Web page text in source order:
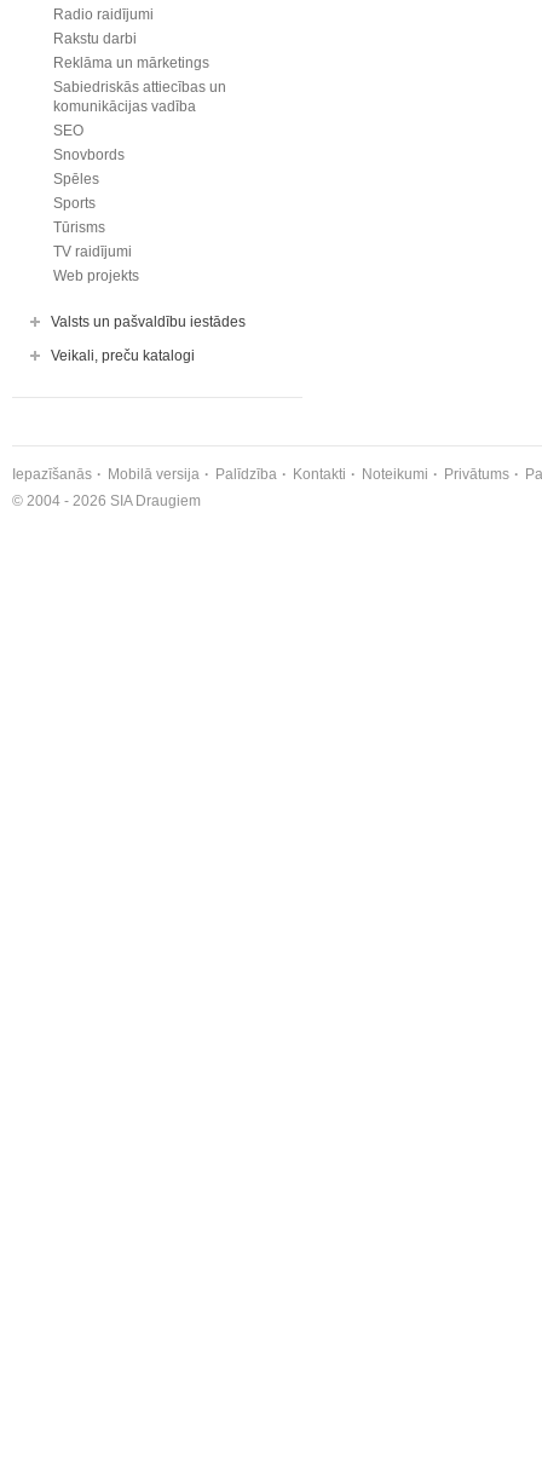
Radio raidījumi
Rakstu darbi
Reklāma un mārketings
Sabiedriskās attiecības un
komunikācijas vadība
SEO
Snovbords
Spēles
Sports
Tūrisms
TV raidījumi
Web projekts
Valsts un pašvaldību iestādes
Veikali, preču katalogi
Iepazīšanās Mobilā versija Palīdzība Kontakti Noteikumi Privātums
© 2004 - 2026 SIA Draugiem